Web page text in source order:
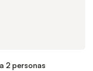
2 personas